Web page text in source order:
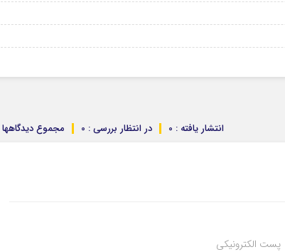
مجموع دیدگاهها : در انتظار بررسی : 0 انتشار یافته : 0
پست الکترونیکی